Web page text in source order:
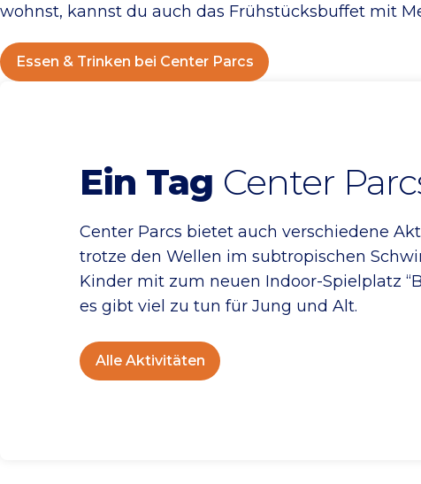
wohnst, kannst du auch das Frühstücksbuffet mit
Essen & Trinken bei Center Parcs
Ein Tag Center
Center Parcs bietet auch verschiedene
trotze den Wellen im subtropischen
Kinder mit zum neuen Indoor-Spielplatz
es gibt viel zu tun für Jung und Alt.
Alle Aktivitäten